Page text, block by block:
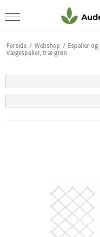
Forside / Webshop / Espalier og
Vægespalier, træ grøn